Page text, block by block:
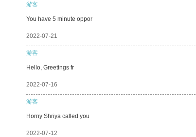
游客
You have 5 minute oppor
2022-07-21
游客
Hello, Greetings fr
2022-07-16
游客
Horny Shriya called you
2022-07-12